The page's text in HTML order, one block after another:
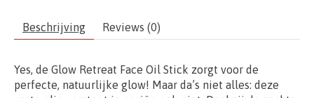
Beschrijving Reviews (0)
Yes, de Glow Retreat Face Oil Stick zorgt voor de
perfecte, natuurlijke glow! Maar da’s niet alles: deze